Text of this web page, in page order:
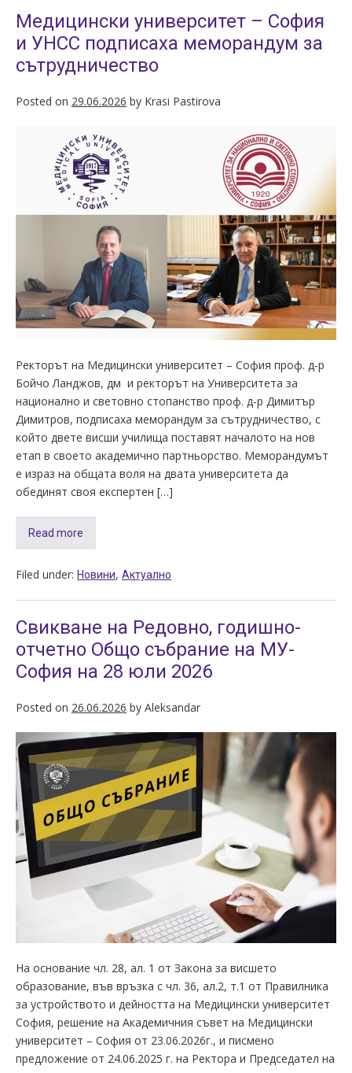
Медицински университет – София
и УНСС подписаха меморандум за
сътрудничество
Posted on 29.06.2026 by Krasi Pastirova
Ректорът на Медицински университет – София проф. д-р
Бойчо Ланджов, дм и ректорът на Университета за
национално и световно стопанство проф. д-р Димитър
Димитров, подписаха меморандум за сътрудничество, с
който двете висши училища поставят началото на нов
етап в своето академично партньорство. Меморандумът
е израз на общата воля на двата университета да
обединят своя експертен […]
Read more
Filed under: Новини, Актуално
Свикване на Редовно, годишно-
отчетно Общо събрание на МУ-
София на 28 юли 2026
Posted on 26.06.2026 by Aleksandar
На основание чл. 28, ал. 1 от Закона за висшето
образование, във връзка с чл. 36, ал.2, т.1 от Правилника
за устройството и дейността на Медицински университет
София, решение на Академичния съвет на Медицински
университет – София от 23.06.2026г., и писмено
предложение от 24.06.2025 г. на Ректора и Председател на